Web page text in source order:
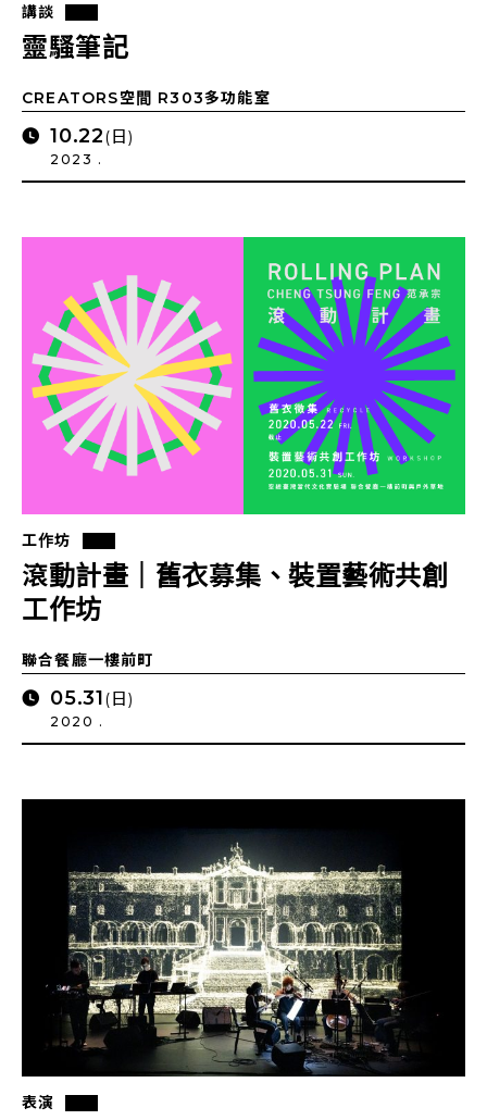
講談
靈騷筆記
CREATORS空間 R303多功能室
10.22(日)
2023 .
工作坊
滾動計畫｜舊衣募集、裝置藝術共創
工作坊
聯合餐廳一樓前町
05.31(日)
2020 .
表演